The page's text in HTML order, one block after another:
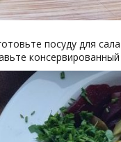
посуду для